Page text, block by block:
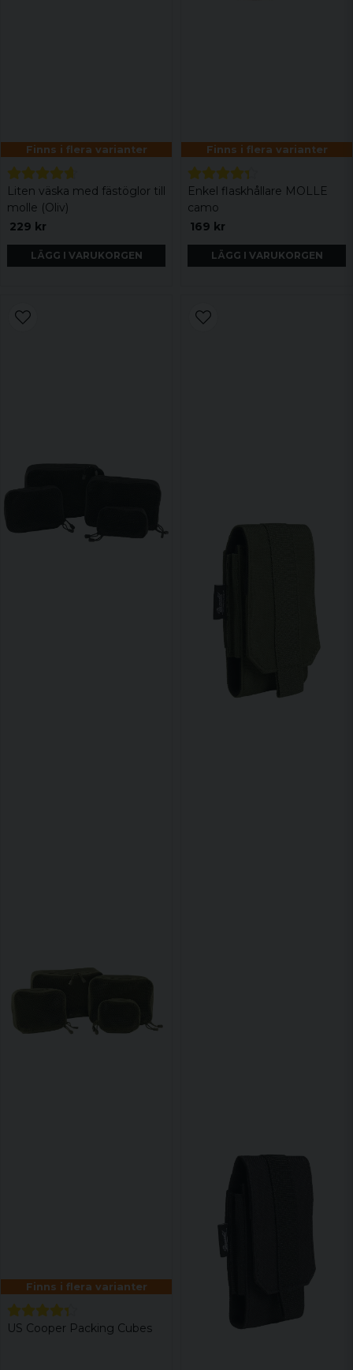
Finns i flera varianter
Liten väska med fästöglor till
molle (Oliv)
229 kr
LÄGG I VARUKORGEN
Finns i flera varianter
Enkel flaskhållare MOLLE
camo
169 kr
LÄGG I VARUKORGEN
Finns i flera varianter
US Cooper Packing Cubes